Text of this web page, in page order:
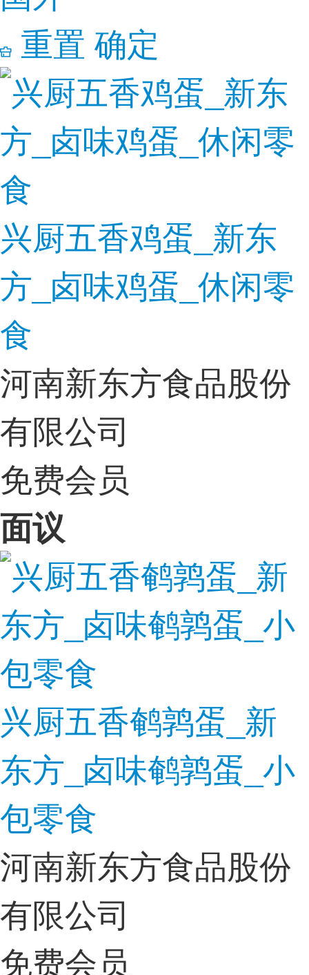
重置 确定
兴厨五香鸡蛋_新东
方_卤味鸡蛋_休闲零
食
河南新东方食品股份
有限公司
免费会员
面议
兴厨五香鹌鹑蛋_新
东方_卤味鹌鹑蛋_小
包零食
河南新东方食品股份
有限公司
免费会员